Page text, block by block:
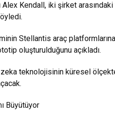
Alex Kendall, iki şirket
Stellantis araç
oluşturulduğunu açıkladı.
teknolojisinin küresel
Büyütüyor